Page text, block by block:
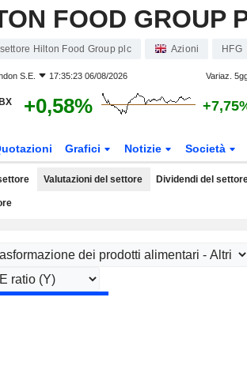
FOOD GROUP
Hilton Food Group plc Azioni HFG
S.E. 17:35:23 06/08/2026 Variaz.
+0,58%
Grafici Notizie Società
Valutazioni del settore Dividendi del